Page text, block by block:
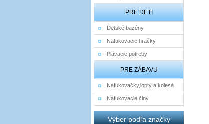
PRE DETI
Detské bazény
Nafukovacie hračky
Plávacie potreby
PRE ZÁBAVU
Nafukovačky,lopty a kolesá
Nafukovacie člny
Výber podľa značky